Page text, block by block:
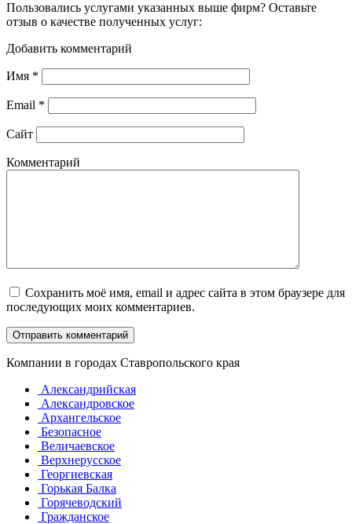
Пользовались услугами указанных выше фирм? Оставьте
отзыв о качестве полученных услуг:
Добавить комментарий
Имя *
Email *
Сайт
Комментарий
Сохранить моё имя, email и адрес сайта в этом браузере для
последующих моих комментариев.
Компании в городах Ставропольского края
Александрийская
Александровское
Архангельское
Безопасное
Величаевское
Верхнерусское
Георгиевская
Горькая Балка
Горячеводский
Гражданское